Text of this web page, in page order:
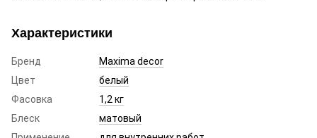
Характеристики
Бренд
Maxima decor
Цвет
белый
Фасовка
1,2 кг
Блеск
матовый